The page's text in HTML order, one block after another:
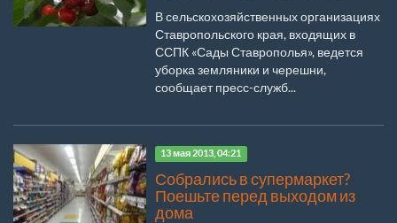
В сельскохозяйственных организациях
Ставропольского края, входящих в
ССПК «Сады Ставрополья», ведется
уборка земляники и черешни,
сообщает пресс-служб...
13 мая 2013, 04:21
Собрались в супермаркет?
Поешьте перед выходом из
дома